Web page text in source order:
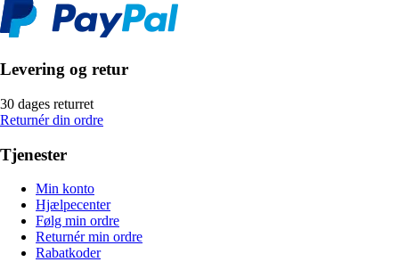
Levering og retur
30 dages returret
Returnér din ordre
Tjenester
Min konto
Hjælpecenter
Følg min ordre
Returnér min ordre
Rabatkoder